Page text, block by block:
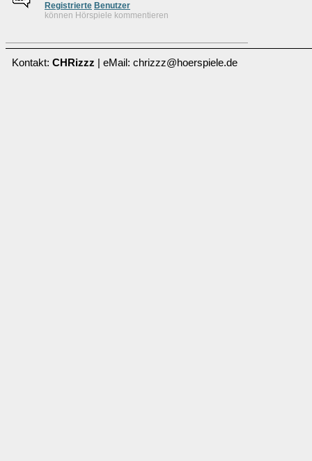
Registrierte Benutzer
können Hörspiele kommentieren
Kontakt: CHRizzz | eMail: chrizzz@hoerspiele.de